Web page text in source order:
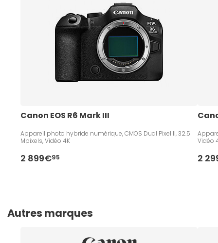
Canon EOS R6 Mark III
Appareil photo hybride numérique, CMOS Dual Pixel II, 32.5
Mpixels, Vidéo 4K
2 899€95
Vidéo
2
Autres marques